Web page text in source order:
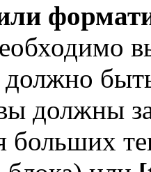
должно
должны
больших